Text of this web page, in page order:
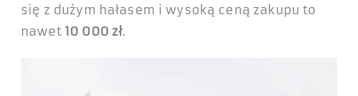
się z dużym hałasem i wysoką ceną zakupu to
nawet 10 000 zł.